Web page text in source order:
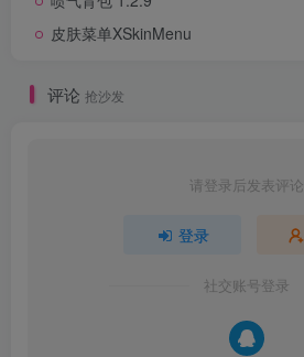
皮肤菜单XSkinMenu
评论 抢沙发
请登录后发表评论
登录
社交账号登录